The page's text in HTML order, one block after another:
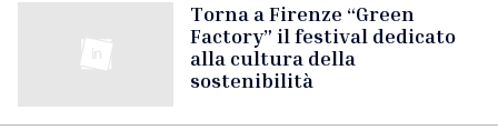
Torna a Firenze “Green
Factory” il festival dedicato
alla cultura della
sostenibilità